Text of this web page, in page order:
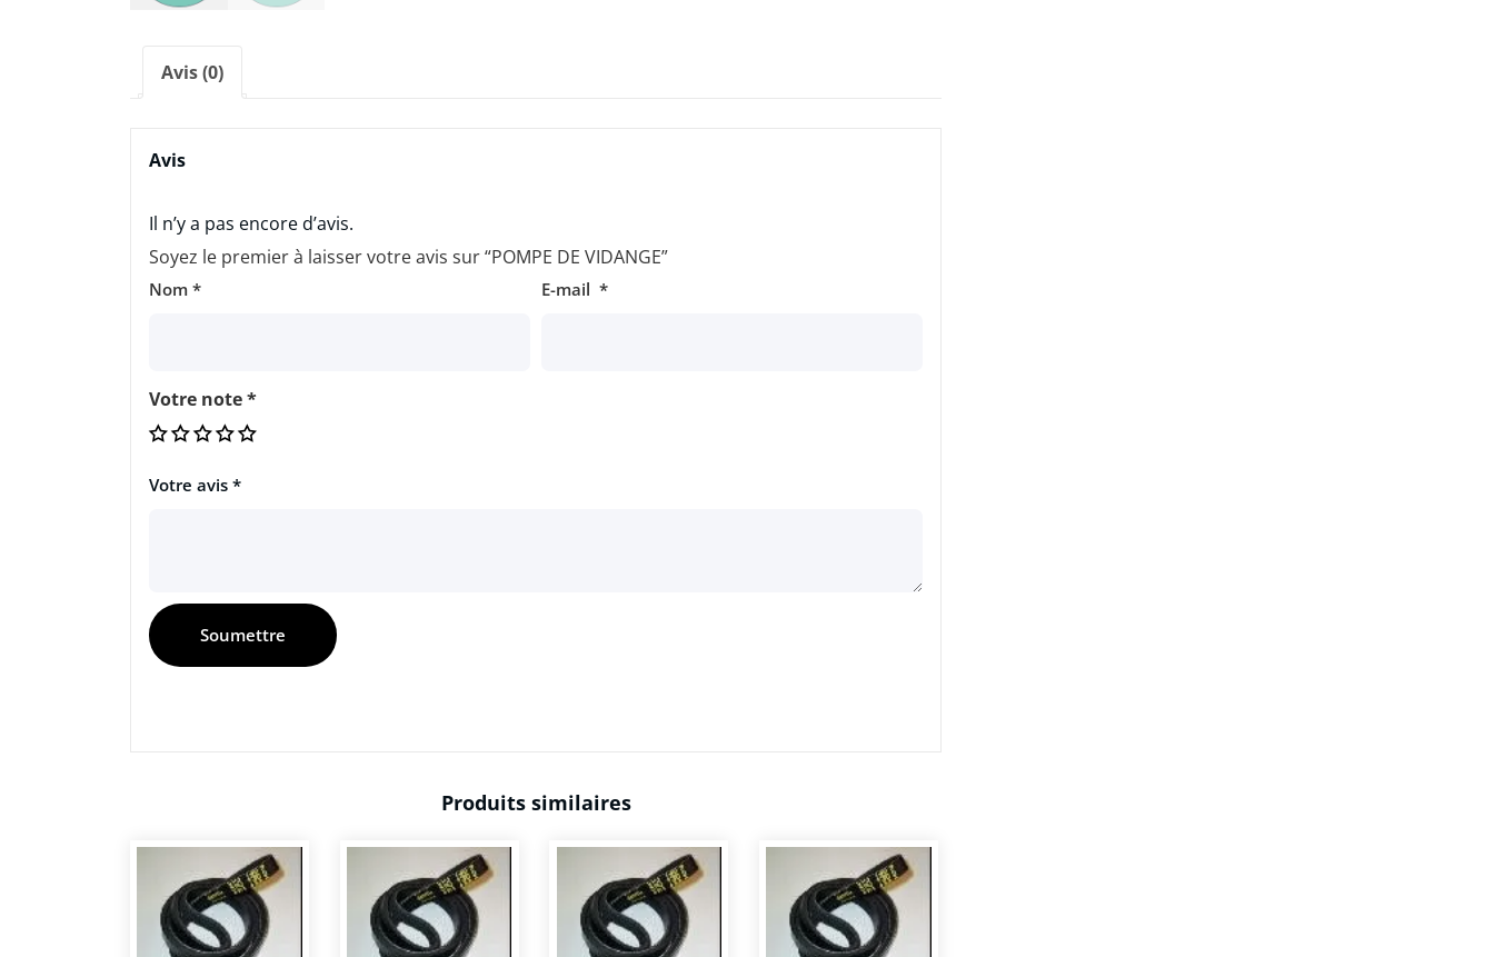
Avis (0)
Avis
Il n’y a pas encore d’avis.
Soyez le premier à laisser votre avis sur “POMPE DE VIDANGE”
Nom * E-mail *
Votre note*
Votre avis *
Produits similaires